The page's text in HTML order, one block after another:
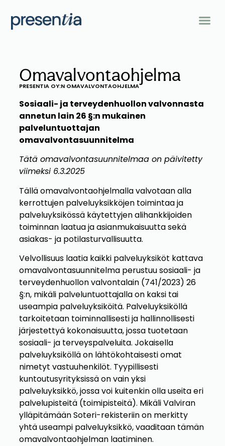
Omavalvontaohjelma
PRESENTIA OY:N OMAVALVONTAOHJELMA
Sosiaali- ja terveydenhuollon valvonnasta
annetun lain 26 §:n mukainen
palveluntuottajan
omavalvontasuunnitelma
Tätä omavalvontasuunnitelmaa on päivitetty
viimeksi 6.3.2025
Tällä omavalvontaohjelmalla valvotaan alla
kerrottujen palveluyksikköjen toimintaa ja
palveluyksikössä käytettyjen alihankkijoiden
toiminnan laatua ja asianmukaisuutta sekä
asiakas- ja potilasturvallisuutta.
Velvollisuus laatia kaikki palveluyksiköt kattava
omavalvontasuunnitelma perustuu sosiaali- ja
terveydenhuollon valvontalain (741/2023) 26
§:n, mikäli palveluntuottajalla on kaksi tai
useampia palveluyksiköitä. Palveluyksiköllä
tarkoitetaan toiminnallisesti ja hallinnollisesti
järjestettyä kokonaisuutta, jossa tuotetaan
sosiaali- ja terveyspalveluita. Jokaisella
palveluyksiköllä on lähtökohtaisesti omat
nimetyt vastuuhenkilöt. Tyypillisesti
kuntoutusyrityksissä on vain yksi
palveluyksikkö, jossa voi kuitenkin olla useita eri
palvelupisteitä (toimipisteitä). Mikäli Valviran
ylläpitämään Soteri-rekisteriin on merkitty
yhtä useampi palveluyksikkö, vaaditaan tämän
omavalvontaohjelman laatiminen.